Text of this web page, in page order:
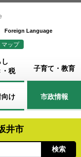
Foreign Language
マップ
し
・税
子育て・教育
向け 市政情報
井市